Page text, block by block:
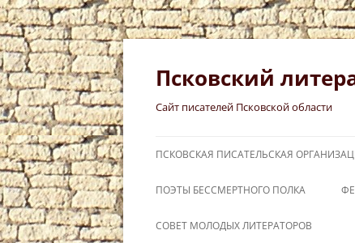
Перейти
Псковский
Сайт писателей Псковской области
ПСКОВСКАЯ ПИСАТЕЛЬСКАЯ
ПОЭТЫ БЕССМЕРТНОГО ПОЛКА
СОВЕТ МОЛОДЫХ ЛИТЕРАТОРОВ